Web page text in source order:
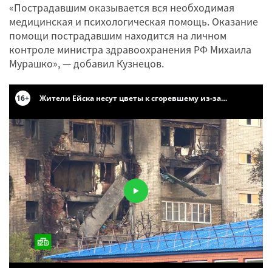
«Пострадавшим оказывается вся необходимая
медицинская и психологическая помощь. Оказание
помощи пострадавшим находится на личном
контроле министра здравоохранения РФ Михаила
Мурашко», — добавил Кузнецов.